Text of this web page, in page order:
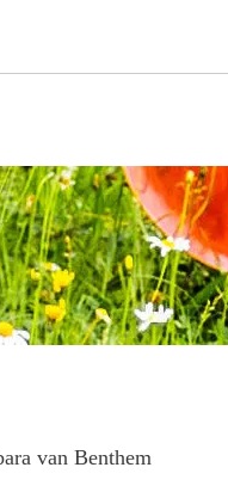
van Benthem